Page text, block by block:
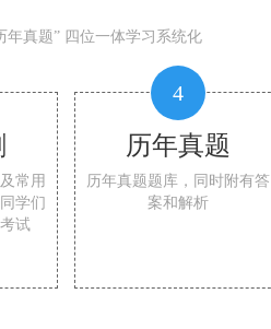
年真题” 四位一体学习系统化
常用
学们
试
4
历年真题
历年真题题库，同时附有答
案和解析